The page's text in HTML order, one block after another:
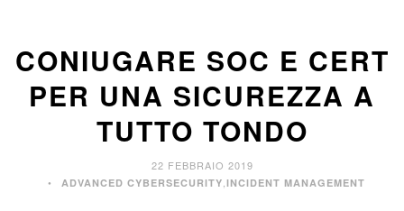
CONIUGARE SOC E CERT
PER UNA SICUREZZA A
TUTTO TONDO
22 FEBBRAIO 2019
ADVANCED CYBERSECURITY INCIDENT MANAGEMENT